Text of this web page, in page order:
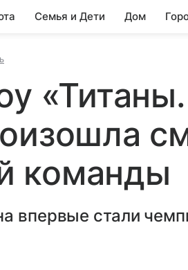
Семья и Дети Дом
команды
впервые стали